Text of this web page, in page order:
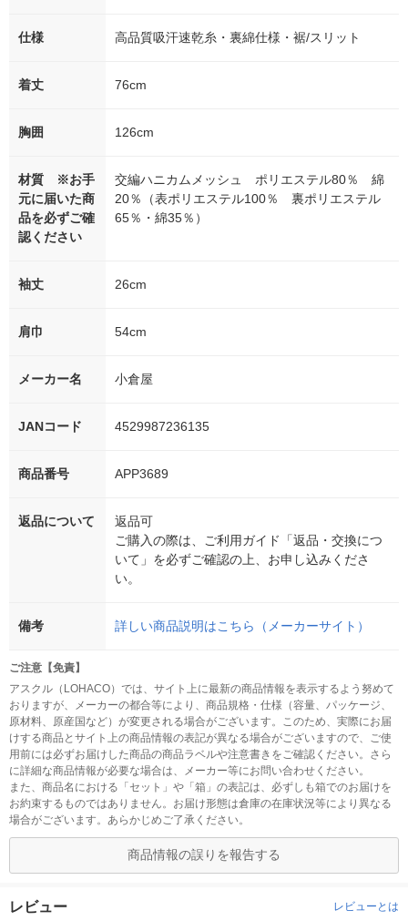
仕様 高品質吸汗速乾糸・裏綿仕様・裾/スリット
着丈 76cm
胸囲 126cm
材質 ※お手
元に届いた商
品を必ずご確
認ください
交編ハニカムメッシュ ポリエステル80％ 綿
20％（表ポリエステル100％ 裏ポリエステル
65％・綿35％）
袖丈 26cm
肩巾 54cm
メーカー名 小倉屋
JANコード 4529987236135
商品番号 APP3689
返品について
返品可
ご購入の際は、ご利用ガイド「返品・交換につ
いて」を必ずご確認の上、お申し込みくださ
い。
備考 詳しい商品説明はこちら（メーカーサイト）
ご注意【免責】
アスクル（LOHACO）では、サイト上に最新の商品情報を表示するよう努めて
おりますが、メーカーの都合等により、商品規格・仕様（容量、パッケージ、
原材料、原産国など）が変更される場合がございます。このため、実際にお届
けする商品とサイト上の商品情報の表記が異なる場合がございますので、ご使
用前には必ずお届けした商品の商品ラベルや注意書きをご確認ください。さら
に詳細な商品情報が必要な場合は、メーカー等にお問い合わせください。
また、商品名における「セット」や「箱」の表記は、必ずしも箱でのお届けを
お約束するものではありません。お届け形態は倉庫の在庫状況等により異なる
場合がございます。あらかじめご了承ください。
商品情報の誤りを報告する
レビュー レビューとは